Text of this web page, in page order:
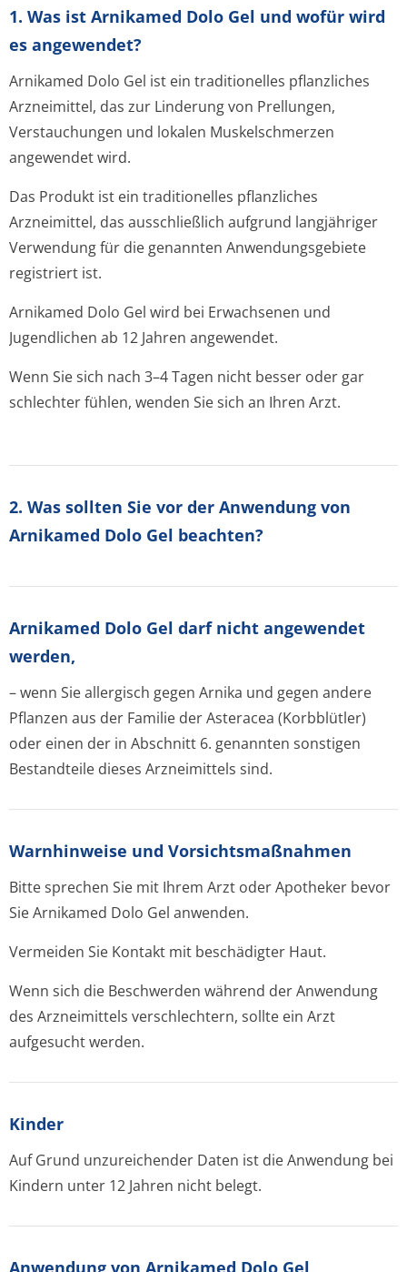
1. Was ist Arnikamed Dolo Gel und wofür wird
es angewendet?
Arnikamed Dolo Gel ist ein traditionelles pflanzliches
Arzneimittel, das zur Linderung von Prellungen,
Verstauchungen und lokalen Muskelschmerzen
angewendet wird.
Das Produkt ist ein traditionelles pflanzliches
Arzneimittel, das ausschließlich aufgrund langjähriger
Verwendung für die genannten Anwendungsgebiete
registriert ist.
Arnikamed Dolo Gel wird bei Erwachsenen und
Jugendlichen ab 12 Jahren angewendet.
Wenn Sie sich nach 3–4 Tagen nicht besser oder gar
schlechter fühlen, wenden Sie sich an Ihren Arzt.
2. Was sollten Sie vor der Anwendung von
Arnikamed Dolo Gel beachten?
Arnikamed Dolo Gel darf nicht angewendet
werden,
– wenn Sie allergisch gegen Arnika und gegen andere
Pflanzen aus der Familie der Asteracea (Korbblütler)
oder einen der in Abschnitt 6. genannten sonstigen
Bestandteile dieses Arzneimittels sind.
Warnhinweise und Vorsichtsmaßnahmen
Bitte sprechen Sie mit Ihrem Arzt oder Apotheker bevor
Sie Arnikamed Dolo Gel anwenden.
Vermeiden Sie Kontakt mit beschädigter Haut.
Wenn sich die Beschwerden während der Anwendung
des Arzneimittels verschlechtern, sollte ein Arzt
aufgesucht werden.
Kinder
Auf Grund unzureichender Daten ist die Anwendung bei
Kindern unter 12 Jahren nicht belegt.
Anwendung von Arnikamed Dolo Gel